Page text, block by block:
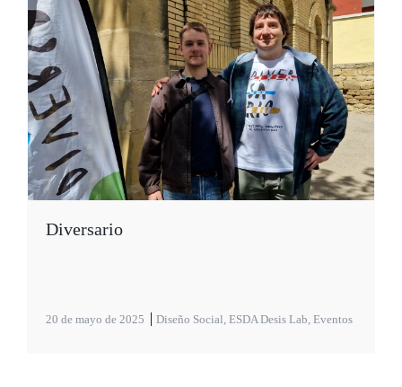
Diversario
20 de mayo de 2025 Diseño Social, ESDA Desis Lab, Eventos